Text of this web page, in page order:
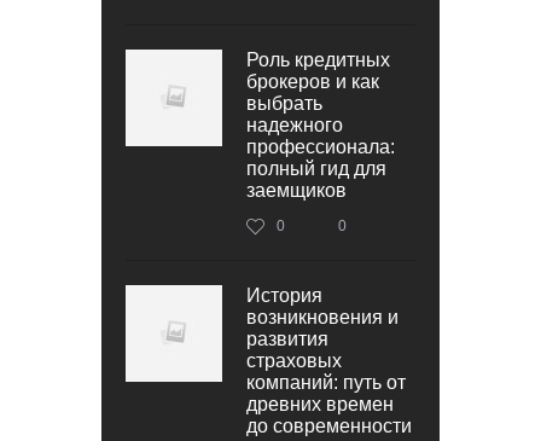
Роль кредитных
брокеров и как
выбрать
надежного
профессионала:
полный гид для
заемщиков
0 0
История
возникновения и
развития
страховых
компаний: путь от
древних времен
до современности